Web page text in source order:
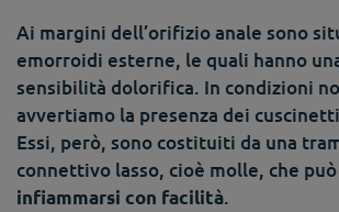
Ai margini dell’orifizio anale sono
emorroidi esterne, le quali hanno
sensibilità dolorifica. In condizioni
avvertiamo la presenza dei
Essi, però, sono costituiti da una
connettivo lasso, cioè molle, che può
infiammarsi con facilità.